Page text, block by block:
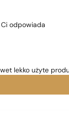
odpowiada
lekko użyte